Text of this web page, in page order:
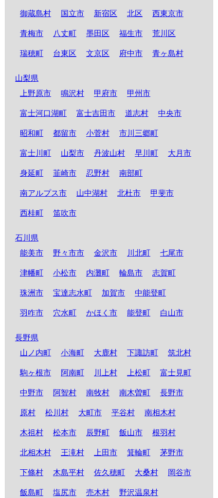
御蔵島村 国立市 新宿区 北区 西東京市
青梅市 八丈町 墨田区 福生市 荒川区
瑞穂町 台東区 文京区 府中市 青ヶ島村
山梨県
上野原市
鳴沢村 甲府市 甲州市
富士河口湖町 富士吉田市 道志村 中央市
昭和町 都留市 小菅村 市川三郷町
富士川町 山梨市 丹波山村 早川町 大月市
身延町 韮崎市 忍野村 南部町
南アルプス市 山中湖村 北杜市 甲斐市
西桂町 笛吹市
石川県
能美市
野々市市 金沢市 川北町 七尾市
津幡町 小松市 内灘町 輪島市 志賀町
珠洲市 宝達志水町 加賀市 中能登町
羽咋市 穴水町 かほく市 能登町 白山市
長野県
山ノ内町
小海町 大鹿村 下諏訪町 筑北村
駒ヶ根市 阿南町 川上村 上松町 富士見町
中野市 阿智村 南牧村 南木曽町 長野市
原村 松川村 大町市 平谷村 南相木村
木祖村 松本市 辰野町 飯山市 根羽村
北相木村 王滝村 上田市 箕輪町 茅野市
下條村 木島平村 佐久穂町 大桑村 岡谷市
飯島町 塩尻市 売木村 野沢温泉村